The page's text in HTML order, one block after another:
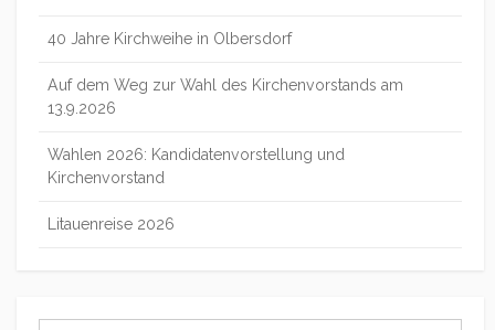
40 Jahre Kirchweihe in Olbersdorf
Auf dem Weg zur Wahl des Kirchenvorstands am
13.9.2026
Wahlen 2026: Kandidatenvorstellung und
Kirchenvorstand
Litauenreise 2026